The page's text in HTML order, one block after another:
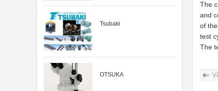
Tsubaki
OTSUKA
The
and
of
test
The